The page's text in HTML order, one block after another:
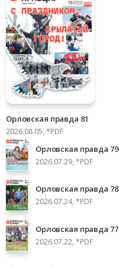
Орловская правда 81
2026.08.05, *PDF
Орловская правда 79
2026.07.29, *PDF
Орловская правда 78
2026.07.24, *PDF
Орловская правда 77
2026.07.22, *PDF